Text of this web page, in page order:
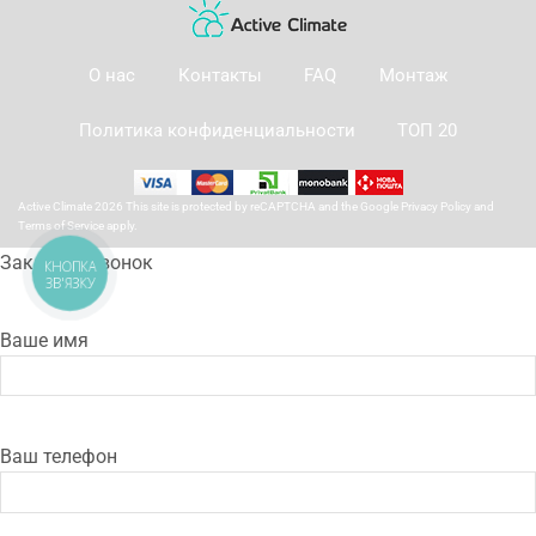
О нас Контакты FAQ Монтаж
Политика конфиденциальности ТОП 20
Active Climate 2026 This site is protected by reCAPTCHA and the Google Privacy Policy and
Terms of Service apply.
Заказать звонок
Ваше имя
Ваш телефон
КНОПКА
ЗВ'ЯЗКУ